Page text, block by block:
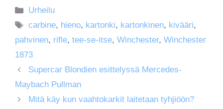
Kategoriat
Urheilu
Avainsanat
carbine, hieno, kartonki, kartonkinen, kivääri,
pahvinen, rifle, tee-se-itse, Winchester, Winchester
1873
Supercar Blondien esittelyssä Mercedes-
Maybach Pullman
Mitä käy kun vaahtokarkit laitetaan tyhjiöön?